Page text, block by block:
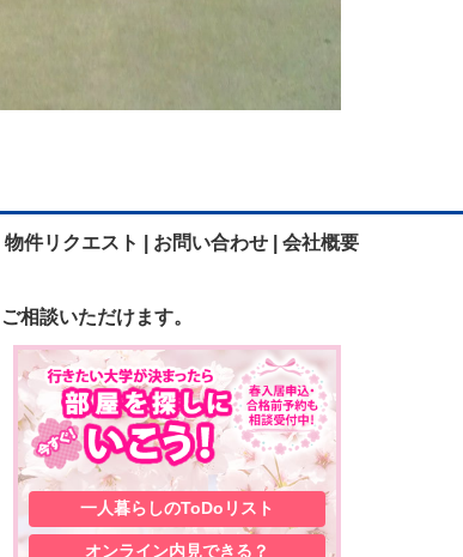
物件リクエスト | お問い合わせ | 会社概要
ご相談いただけます。
一人暮らしのToDoリスト
オンライン内見できる？